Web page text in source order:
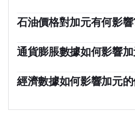
對加元具有重大影響。這影響到每
大央行的主要目標是通過上調或下
行還可以利用量化寬松和緊縮政策
石油價格對加元有何影響
最大的出口產品，因此石油價格往
影響。一般來說，如果油價上漲，
高的油價也傾向於導致貿易順差的
通貨膨脹數據如何影響
種貨幣的負面因素，但在現代，隨
松，情況實際上正好相反。較高的
尋求利潤豐厚的投資場所的全球
經濟數據如何影響加元
元產生影響。GDP、製造業和服